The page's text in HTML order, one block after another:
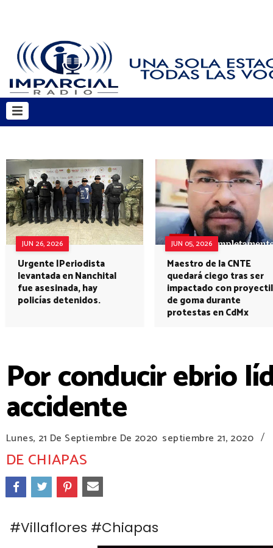
JUN 26, 2026
Urgente |Periodista
levantada en Nanchital
fue asesinada, hay
policías detenidos.
JUN 05, 2026
Maestro de la CNTE
quedará ciego tras ser
impactado con proyectil
de goma durante
protestas en CdMx
Por conducir ebrio
accidente
Lunes, 21 De Septiembre De 2020 septiembre 21, 2020 /
DE CHIAPAS
#Villaflores #Chiapas